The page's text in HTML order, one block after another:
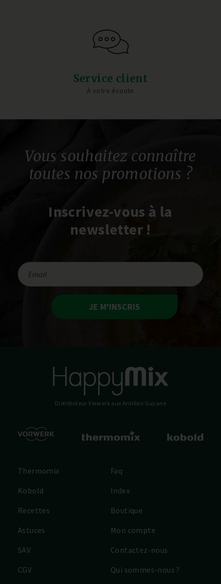
Service client
À votre écoute
Vous souhaitez connaître
toutes nos promotions ?
Inscrivez-vous à la
newsletter !
JE M'INSCRIS
Distributeur Vorwerk aux Antilles-Guyane
Thermomix
Kobold
Recettes
Astuces
SAV
CGV
Faq
Index
Boutique
Mon compte
Contactez-nous
Qui sommes-nous ?